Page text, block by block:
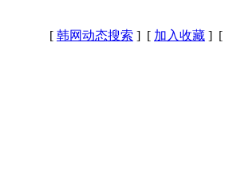
[ 韩网动态搜索 ] [ 加入收藏 ] [